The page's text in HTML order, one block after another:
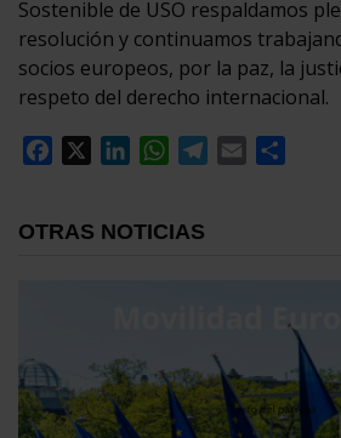
Sostenible de USO respaldamos
resolución y continuamos
socios europeos, por la paz, la
respeto del derecho internacional.
Facebook
LinkedInWhatsApp
Telegram
Email
OTRAS NOTICIAS